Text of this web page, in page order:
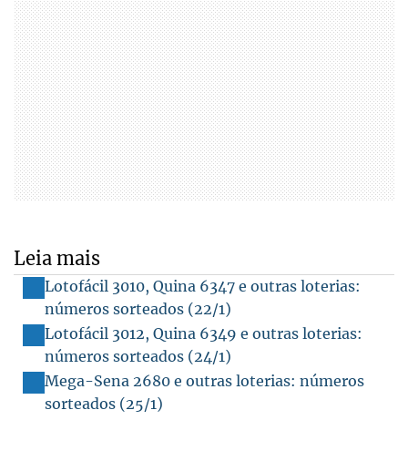
Leia mais
Lotofácil 3010, Quina 6347 e outras loterias:
números sorteados (22/1)
Lotofácil 3012, Quina 6349 e outras loterias:
números sorteados (24/1)
Mega-Sena 2680 e outras loterias: números
sorteados (25/1)